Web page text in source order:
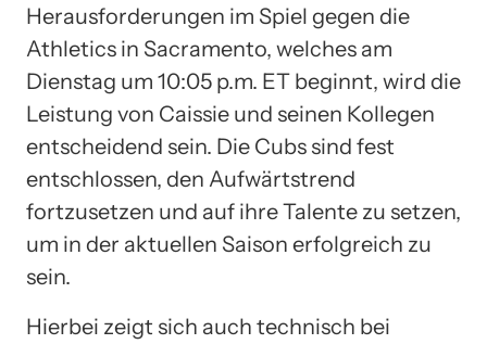
Herausforderungen im Spiel gegen die
Athletics in Sacramento, welches am
Dienstag um 10:05 p.m. ET beginnt, wird die
Leistung von Caissie und seinen Kollegen
entscheidend sein. Die Cubs sind fest
entschlossen, den Aufwärtstrend
fortzusetzen und auf ihre Talente zu setzen,
um in der aktuellen Saison erfolgreich zu
sein.
Hierbei zeigt sich auch technisch bei